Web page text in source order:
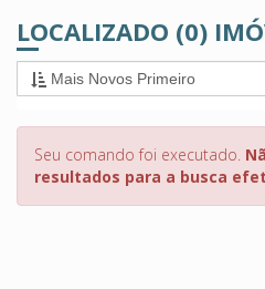
LOCALIZADO (0)
Mais Novos Primeiro
Seu comando foi executado.
resultados para a busca